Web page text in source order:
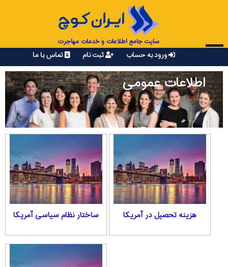
سایت جامع اطلاعات و خدمات مهاجرت
ورود به حساب ثبت نام تماس با ما
اطلاعات عمومی
ساختار نظام سیاسی آمریکا هزینه تحصیل در آمریکا